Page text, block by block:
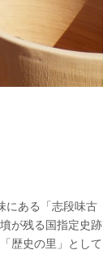
にある「志段味古
が残る国指定史跡
歴史の里」として